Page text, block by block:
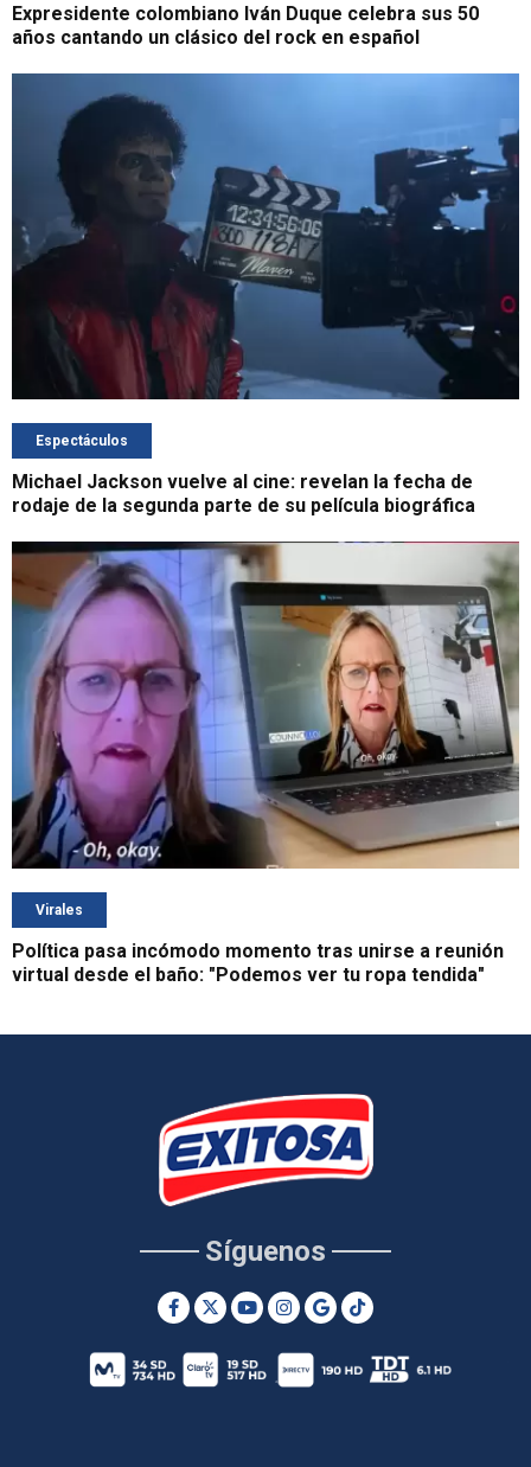
Expresidente colombiano Iván Duque celebra sus 50
años cantando un clásico del rock en español
Espectáculos
Michael Jackson vuelve al cine: revelan la fecha de
rodaje de la segunda parte de su película biográfica
Virales
Política pasa incómodo momento tras unirse a reunión
virtual desde el baño: "Podemos ver tu ropa tendida"
Síguenos